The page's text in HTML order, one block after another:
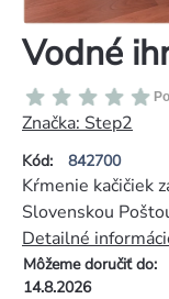
Vodné
Kód: 842700
Priemerné
hodnotenie
produktu
je
0,0
z
5
hviezdičiek.
Značka: Step2
Môžeme doručiť do:
14.8.2026
Kŕmenie kačičiek
Slovenskou
Detailné